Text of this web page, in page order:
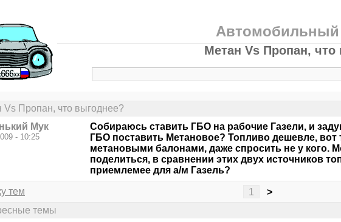
Метан Vs Пропан, что
Vs Пропан, что выгоднее?
Мук
- 10:25
Собираюсь ставить ГБО на рабочие Газели, и
ГБО поставить Метановое? Топливо дешевле, вот
метановыми балонами, даже спросить не у кого.
поделиться, в сравнении этих двух источников
приемлемее для а/м Газель?
тем 1 >
темы